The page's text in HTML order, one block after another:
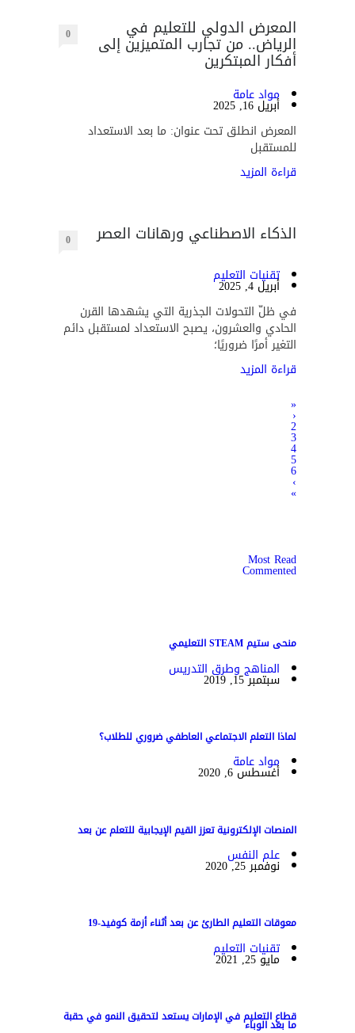
المعرض الدولي للتعليم في
الرياض.. من تجارب المتميزين إلى
أفكار المبتكرين
0
مواد عامة
أبريل 16, 2025
المعرض انطلق تحت عنوان: ما بعد الاستعداد
للمستقبل
قراءة المزيد
الذكاء الاصطناعي ورهانات العصر 0
تقنيات التعليم
أبريل 4, 2025
في ظلّ التحولات الجذرية التي يشهدها القرن
الحادي والعشرون، يصبح الاستعداد لمستقبل دائم
التغير أمرًا ضروريًا؛
قراءة المزيد
«
‹
2
3
4
5
6
›
»
Most Read
Commented
منحى ستيم STEAM التعليمي
المناهج وطرق التدريس
سبتمبر 15, 2019
لماذا التعلم الاجتماعي العاطفي ضروري للطلاب؟
مواد عامة
أغسطس 6, 2020
المنصات الإلكترونية تعزز القيم الإيجابية للتعلم عن بعد
علم النفس
نوفمبر 25, 2020
معوقات التعليم الطارئ عن بعد أثناء أزمة كوفيد-19
تقنيات التعليم
مايو 25, 2021
قطاع التعليم في الإمارات يستعد لتحقيق النمو في حقبة
ما بعد الوباء